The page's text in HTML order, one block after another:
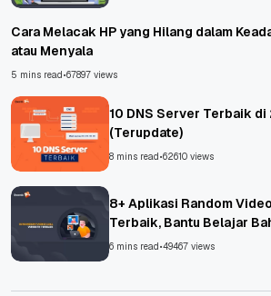
Cara Melacak HP yang Hilang dalam
atau Menyala
5 mins read•67897 views
10 DNS Server Terbaik
(Terupdate)
8 mins read•62610 views
8+ Aplikasi Random
Terbaik, Bantu Belajar
Asing!
6 mins read•49467 views